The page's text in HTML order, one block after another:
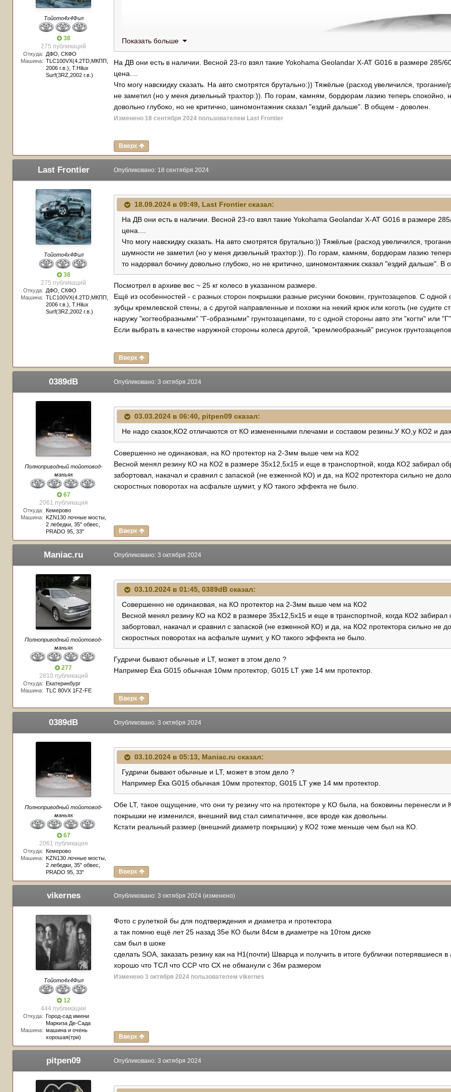
Тойото4х4Фил
38
275 публикаций
Откуда: ДФО, СКФО
Машина: TLC100VX(4.2TD,МКПП,
2006 г.в.), T.Hilux
Surf(3RZ,2002 г.в.)
Эдакий компромис, между А/Т и М/Т.
Показать больше
На ДВ они есть в наличии. Весной 23-го взял такие Yokohama Geolandar X-AT G016 в размере
цена....
Что могу навскидку сказать. На авто смотрятся брутально:)) Тяжёлые (расход увеличился,
не заметил (но у меня дизельный трахтор:)). По горам, камням, бордюрам лазию теперь спокойно,
довольно глубоко, но не критично, шиномонтажник сказал "ездий дальше". В общем - доволен.
Изменено 18 сентября 2024 пользователем Last Frontier
Вверх
Last Frontier
Тойото4х4Фил
38
275 публикаций
Откуда: ДФО, СКФО
Машина: TLC100VX(4.2TD,МКПП,
2006 г.в.), T.Hilux
Surf(3RZ,2002 г.в.)
Опубликовано: 18 сентября 2024
18.09.2024 в 09:49, Last Frontierсказал:
На ДВ они есть в наличии. Весной 23-го взял такие Yokohama Geolandar X-AT G016 в размере
цена....
Что могу навскидку сказать. На авто смотрятся брутально:)) Тяжёлые (расход увеличился,
шумности не заметил (но у меня дизельный трахтор:)). По горам, камням, бордюрам лазию
то надорвал бочину довольно глубоко, но не критично, шиномонтажник сказал "ездий дальше".
Посмотрел в архиве вес ~ 25 кг колесо в указанном размере.
Ещё из особенностей - с разных сторон покрышки разные рисунки боковин, грунтозацепов. С
зубцы кремлевской стены, а с другой направленные и похожи на некий крюк или коготь (не судите
наружу "когтеобразными" "Г-образными" грунтозацепами, то с одной стороны авто эти "когти" или
Если выбрать в качестве наружной стороны колеса другой, "кремлеобразный" рисунок
Вверх
0389dB
Полноприводный тойотовод-
маньяк
67
2061 публикация
Откуда: Кемерово
Машина: KZN130 лочные мосты,
2 лебедки, 35" обвес,
PRADO 95, 33"
Опубликовано: 3 октября 2024
03.03.2024 в 06:40, pitpen09 сказал:
Не надо сказок,КО2 отличаются от КО измененными плечами и составом резины.У КО,у КО2 и
Совершенно не одинаковая, на КО протектор на 2-3мм выше чем на КО2
Весной менял резину КО на КО2 в размере 35х12,5х15 и еще в транспортной, когда КО2 забирал
забортовал, накачал и сравнил с запаской (не езженной КО) и да, на КО2 протектора сильно не
скоростных поворотах на асфальте шумит, у КО такого эффекта не было.
Вверх
Maniac.ru
Полноприводный тойотовод-
маньяк
277
2810 публикаций
Откуда: Екатеринбург
Машина: TLC 80VX 1FZ-FE
Опубликовано: 3 октября 2024
03.10.2024 в 01:45, 0389dB сказал:
Совершенно не одинаковая, на КО протектор на 2-3мм выше чем на КО2
Весной менял резину КО на КО2 в размере 35х12,5х15 и еще в транспортной, когда КО2
забортовал, накачал и сравнил с запаской (не езженной КО) и да, на КО2 протектора сильно не
скоростных поворотах на асфальте шумит, у КО такого эффекта не было.
Гудричи бывают обычные и LT, может в этом дело ?
Например Ёка G015 обычная 10мм протектор, G015 LT уже 14 мм протектор.
Вверх
0389dB
Полноприводный тойотовод-
маньяк
67
2061 публикация
Откуда: Кемерово
Машина: KZN130 лочные мосты,
2 лебедки, 35" обвес,
PRADO 95, 33"
Опубликовано: 3 октября 2024
03.10.2024 в 05:13, Maniac.ru сказал:
Гудричи бывают обычные и LT, может в этом дело ?
Например Ёка G015 обычная 10мм протектор, G015 LT уже 14 мм протектор.
Обе LT, такое ощущение, что они ту резину что на протекторе у КО была, на боковины перенесли и
покрышки не изменился, внешний вид стал симпатичнее, все вроде как довольны.
Кстати реальный размер (внешний диаметр покрышки) у КО2 тоже меньше чем был на КО.
Вверх
vikernes
Тойото4х4Фил
12
444 публикации
Откуда: Город-сад имени
Маркиза Де-Сада
Машина: машина и очень
хорошая(три)
Опубликовано: 3 октября 2024 (изменено)
Фото с рулеткой бы для подтверждения и диаметра и протектора
а так помню ещё лет 25 назад 35е КО были 84см в диаметре на 10том диске
сам был в шоке
сделать SOA, заказать резину как на Н1(почти) Шварца и получить в итоге бублички потерявшиеся в
хорошо что ТСЛ что ССР что СХ не обманули с 36м размером
Изменено 3 октября 2024 пользователем vikernes
Вверх
pitpen09 Опубликовано: 3 октября 2024